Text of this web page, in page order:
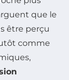
que le
être perçu
comme